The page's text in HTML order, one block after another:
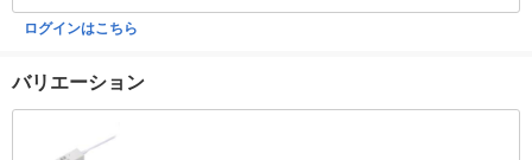
ログインはこちら
バリエーション